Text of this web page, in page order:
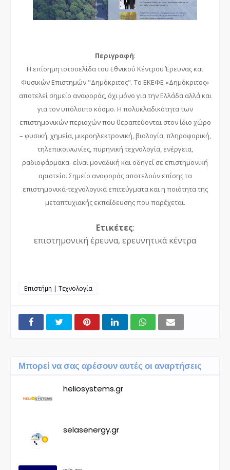
Περιγραφή:
Η επίσημη ιστοσελίδα του Εθνικού Κέντρου Έρευνας και
Φυσικών Επιστημών "Δημόκριτος". Το ΕΚΕΦΕ «Δημόκριτος»
αποτελεί σημείο αναφοράς, όχι μόνο για την Ελλάδα αλλά και
για τον υπόλοιπο κόσμο. Η πολυκλαδικότητα των
επιστημονικών περιοχών που θεραπεύονται στον ίδιο χώρο
– φυσική, χημεία, μικροηλεκτρονική, βιολογία, πληροφορική,
τηλεπικοινωνίες, πυρηνική τεχνολογία, ενέργεια,
ραδιοφάρμακα- είναι μοναδική και οδηγεί σε επιστημονική
αριστεία. Σημείο αναφοράς αποτελoύν επίσης τα
επιστημονικά-τεχνολογικά επιτεύγματα και η ποιότητα της
μεταπτυχιακής εκπαίδευσης που παρέχεται.
Ετικέτες:
επιστημονική έρευνα, ερευνητικά κέντρα
Επιστήμη | Τεχνολογία
Μπορεί να σας αρέσουν αυτές οι αναρτήσεις
heliosystems.gr
selasenergy.gr